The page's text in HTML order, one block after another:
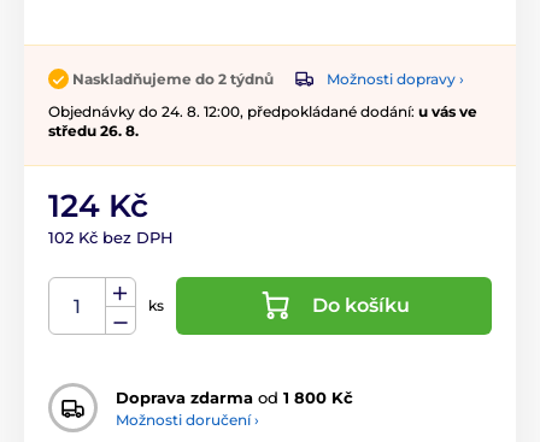
Naskladňujeme do 2 týdnů
Možnosti dopravy ›
Objednávky do 24. 8. 12:00, předpokládané dodání: u vás ve
středu 26. 8.
124 Kč
102 Kč bez DPH
ks Do košíku
Doprava zdarma od 1 800 Kč
Možnosti doručení ›